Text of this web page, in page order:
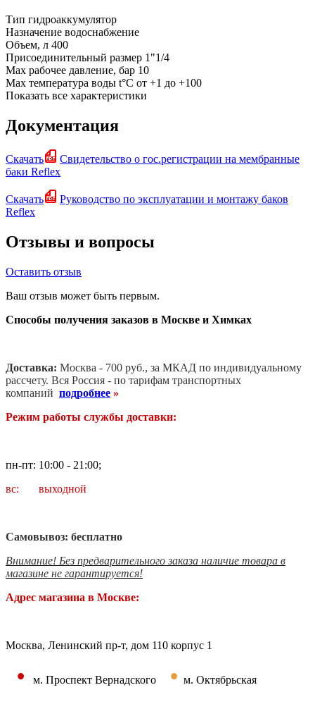
Тип гидроаккумулятор
Назначение водоснабжение
Объем, л 400
Присоединительный размер 1"1/4
Max рабочее давление, бар 10
Max температура воды t°С от +1 до +100
Показать все характеристики
Документация
Скачать
Свидетельство о гос.регистрации на мембранные
баки Reflex
Скачать
Руководство по эксплуатации и монтажу баков
Reflex
Отзывы и вопросы
Оставить отзыв
Ваш отзыв может быть первым.
Способы получения заказов в Москве и Химках
Доставка: Москва - 700 руб., за МКАД по индивидуальному
рассчету. Вся Россия - по тарифам транспортных
компаний подробнее »
Режим работы службы доставки:
пн-пт: 10:00 - 21:00;
вс: выходной
Самовывоз: бесплатно
Внимание! Без предварительного заказа наличие товара в
магазине не гарантируется!
Адрес магазина в Москве:
Москва, Ленинский пр-т, дом 110 корпус 1
• м. Проспект Вернадского • м. Октябрьская